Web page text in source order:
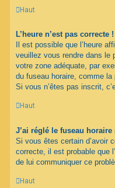
Haut
L’heure n’est pas correcte !
Il est possible que l’heure
veuillez vous rendre dans le
votre zone adéquate, par
du fuseau horaire, comme
Si vous n’êtes pas inscrit,
Haut
J’ai réglé le fuseau
Si vous êtes certain d’avoir
correcte, il est probable que
de lui communiquer ce
Haut